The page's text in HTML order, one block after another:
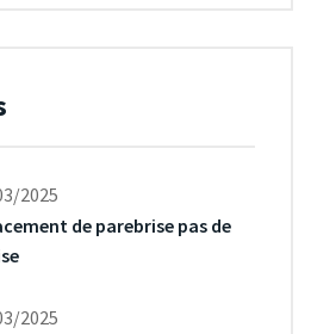
2025
de parebrise pas de
2025